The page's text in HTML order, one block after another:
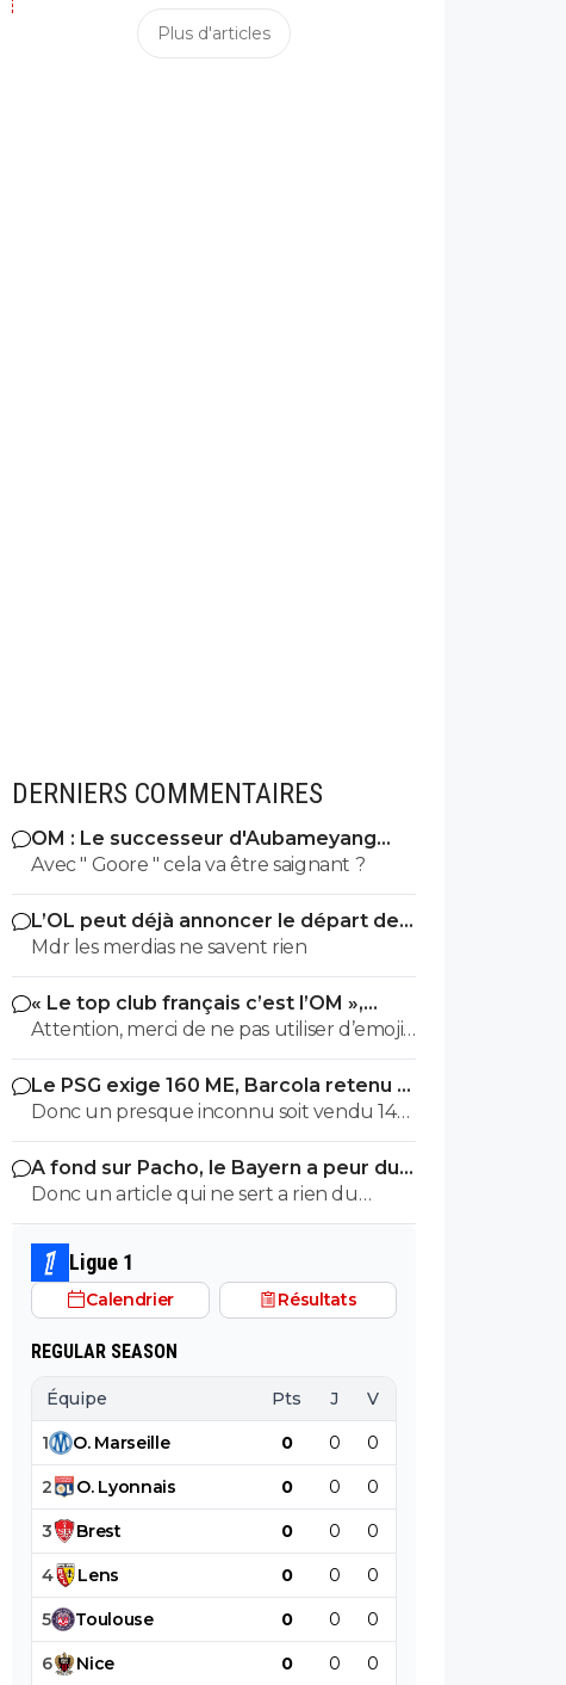
Plus d'articles
DERNIERS COMMENTAIRES
OM : Le successeur d'Aubameyang
déniché en BelgiqueAvec " Goore " cela va être saignant ?
L’OL peut déjà annoncer le départ de
Fonseca
Mdr les merdias ne savent rien
« Le top club français c’est l’OM »,
Adidas bouscule le PSG
Attention, merci de ne pas utiliser d’emojis
en la présence de Raymond Q qui a un
traumatisme de l enfance lié à ces
derniers; pour le soutenir, vous pouvez
adhérer à son association se prétendant
faire partie d’une « élite » littéraire se
refusant catégoriquement l utilisation d
emojis bien trop populaire à son goût et
surtout incompréhensible pour ses gros
globes oculaires de sardine. Cordialement.
Le PSG exige 160 ME, Barcola retenu à
Paris
Donc un presque inconnu soit vendu 140
au Réal c'est normal et un double
détenteur de la LDC soit à un prix faiblard
normal ?? Messieurs les anglais allez vous
faire .....
A fond sur Pacho, le Bayern a peur du
PSG
Donc un article qui ne sert a rien du
tout...ils auraient bien voulu mais
finalement non...je peux en écrire 200 des
articles comme ca !
Ligue 1
Calendrier Résultats
REGULAR SEASON
Équipe Pts J V
1 O. Marseille 0 0 0
2 O. Lyonnais 0 0 0
3 Brest 0 0 0
4 Lens 0 0 0
5 Toulouse 0 0 0
6 Nice 0 0 0